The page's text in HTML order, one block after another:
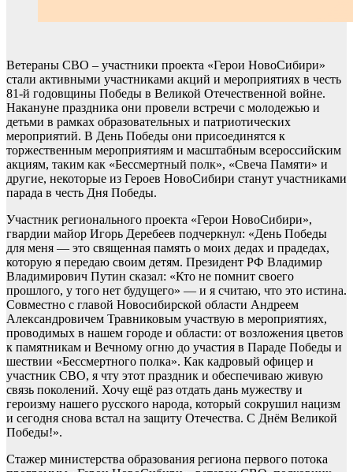
Ветераны СВО – участники проекта «Герои НовоСибири»
стали активными участниками акций и мероприятиях в честь
81-й годовщины Победы в Великой Отечественной войне.
Накануне праздника они провели встречи с молодежью и
детьми в рамках образовательных и патриотических
мероприятий. В День Победы они присоединятся к
торжественным мероприятиям и масштабным всероссийским
акциям, таким как «Бессмертный полк», «Свеча Памяти» и
другие, некоторые из Героев НовоСибири станут участниками
парада в честь Дня Победы.
Участник регионального проекта «Герои НовоСибири»,
гвардии майор Игорь Деребеев подчеркнул: «День Победы
для меня — это священная память о моих дедах и прадедах,
которую я передаю своим детям. Президент РФ Владимир
Владимирович Путин сказал: «Кто не помнит своего
прошлого, у того нет будущего» — и я считаю, что это истина.
Совместно с главой Новосибирской области Андреем
Александровичем Травниковым участвую в мероприятиях,
проводимых в нашем городе и области: от возложения цветов
к памятникам и Вечному огню до участия в Параде Победы и
шествии «Бессмертного полка». Как кадровый офицер и
участник СВО, я чту этот праздник и обеспечиваю живую
связь поколений. Хочу ещё раз отдать дань мужеству и
героизму нашего русского народа, который сокрушил нацизм
и сегодня снова встал на защиту Отечества. С Днём Великой
Победы!».
Стажер министерства образования региона первого потока